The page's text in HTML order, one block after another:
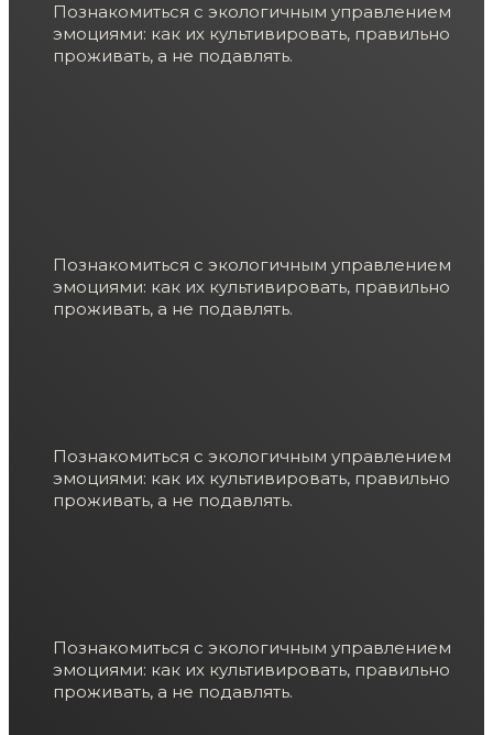
Познакомиться с экологичным управлением
эмоциями: как их культивировать, правильно
проживать, а не подавлять.
Познакомиться с экологичным управлением
эмоциями: как их культивировать, правильно
проживать, а не подавлять.
Познакомиться с экологичным управлением
эмоциями: как их культивировать, правильно
проживать, а не подавлять.
Познакомиться с экологичным управлением
эмоциями: как их культивировать, правильно
проживать, а не подавлять.